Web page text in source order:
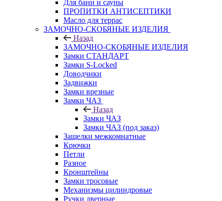
Для бани и сауны
ПРОПИТКИ АНТИСЕПТИКИ
Масло для террас
ЗАМОЧНО-СКОБЯНЫЕ ИЗДЕЛИЯ
Назад
ЗАМОЧНО-СКОБЯНЫЕ ИЗДЕЛИЯ
Замки СТАНДАРТ
Замки S-Locked
Доводчики
Задвижки
Замки врезные
Замки ЧАЗ
Назад
Замки ЧАЗ
Замки ЧАЗ (под заказ)
Защелки межкомнатные
Крючки
Петли
Разное
Кронштейны
Замки тросовые
Механизмы цилиндровые
Ручки дверные